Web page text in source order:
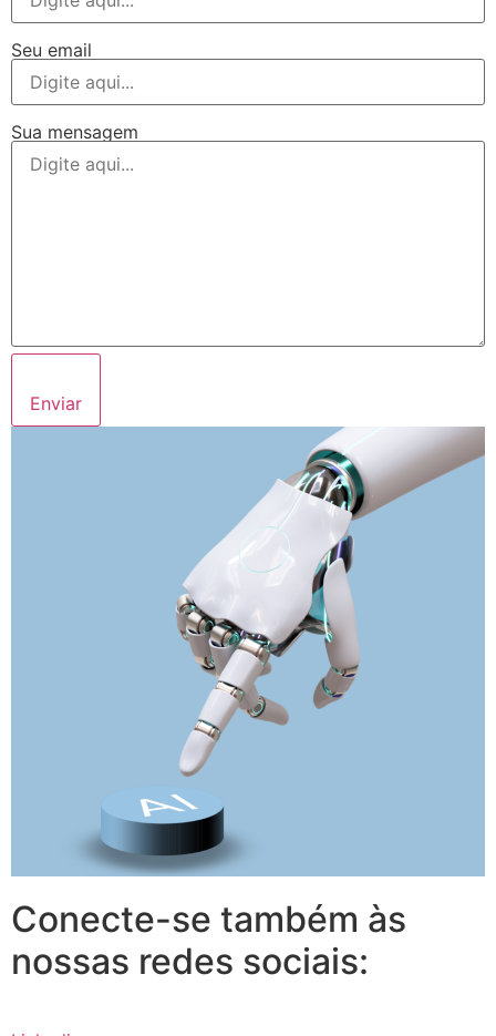
Seu email
Sua mensagem
Enviar
Conecte-se também às
nossas redes sociais: